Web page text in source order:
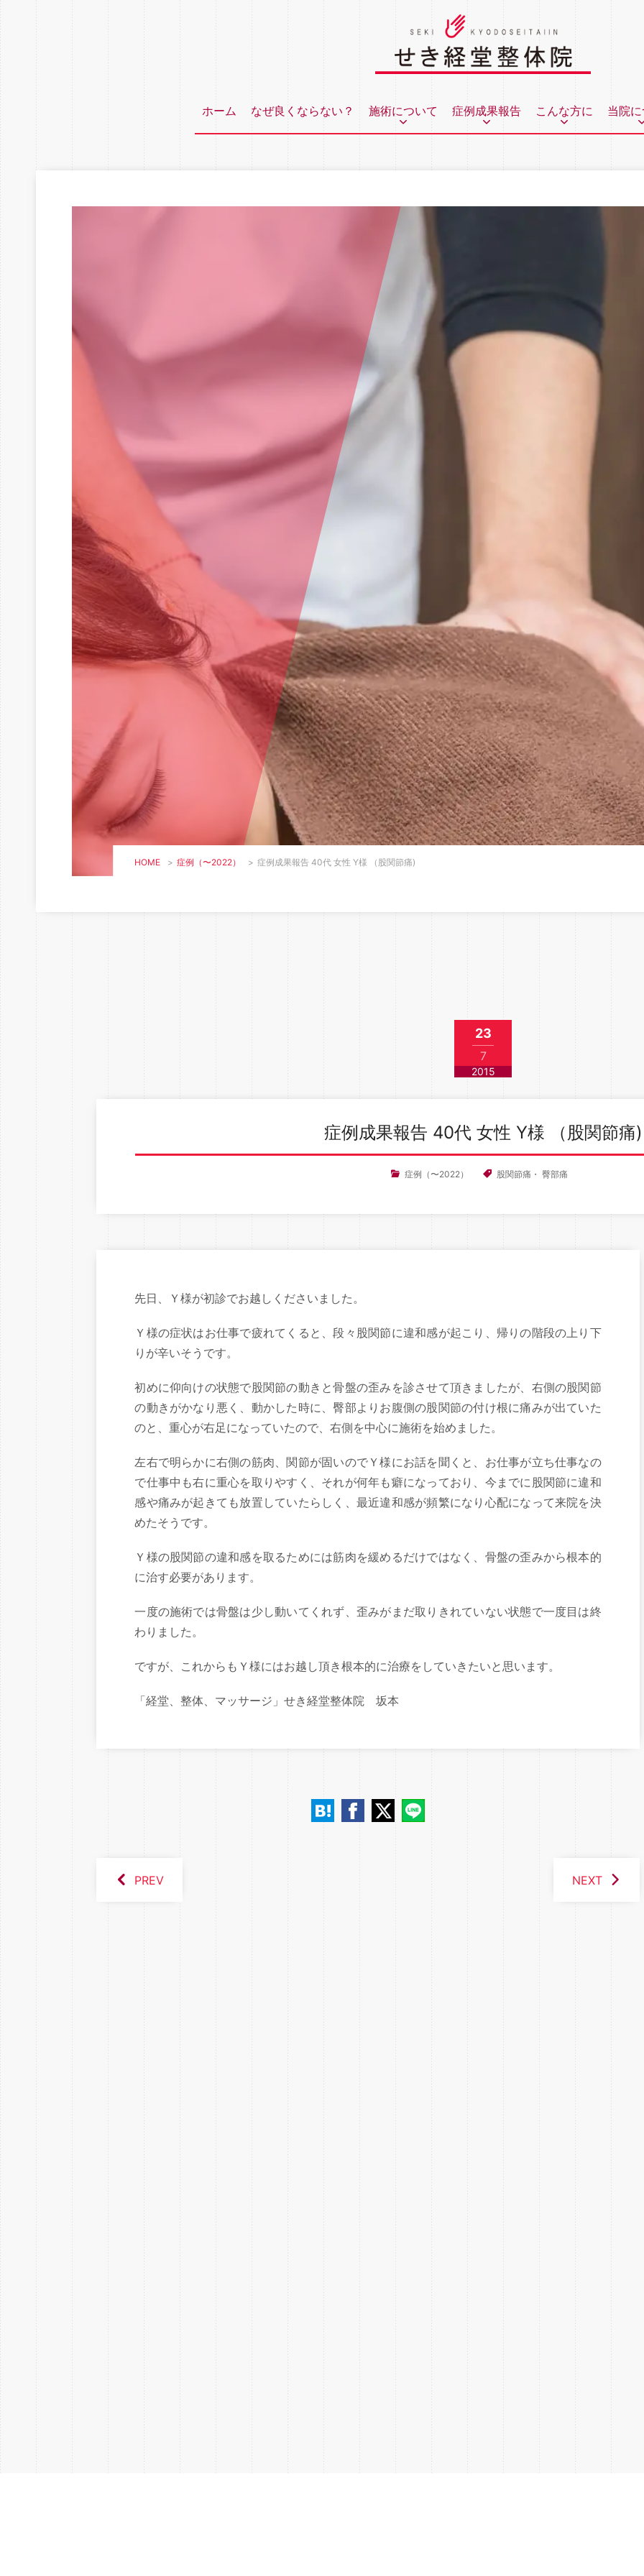
ホーム なぜ良くならない？ 施術について 症例成果報告 こんな方に 当院
HOME > 症例（〜2022） > 症例成果報告 40代 女性 Y様 （股関節痛)
23
7
2015
症例成果報告 40代 女性 Y様 （股関節痛)
症例（〜2022） 股関節痛 ・ 臀部痛
先日、Ｙ様が初診でお越しくださいました。
Ｙ様の症状はお仕事で疲れてくると、段々股関節に違和感が起こり、帰りの階段の上り下
りが辛いそうです。
初めに仰向けの状態で股関節の動きと骨盤の歪みを診させて頂きましたが、右側の股関節
の動きがかなり悪く、動かした時に、臀部よりお腹側の股関節の付け根に痛みが出ていた
のと、重心が右足になっていたので、右側を中心に施術を始めました。
左右で明らかに右側の筋肉、関節が固いのでＹ様にお話を聞くと、お仕事が立ち仕事なの
で仕事中も右に重心を取りやすく、それが何年も癖になっており、今までに股関節に違和
感や痛みが起きても放置していたらしく、最近違和感が頻繁になり心配になって来院を決
めたそうです。
Ｙ様の股関節の違和感を取るためには筋肉を緩めるだけではなく、骨盤の歪みから根本的
に治す必要があります。
一度の施術では骨盤は少し動いてくれず、歪みがまだ取りきれていない状態で一度目は終
わりました。
ですが、これからもＹ様にはお越し頂き根本的に治療をしていきたいと思います。
「経堂、整体、マッサージ」せき経堂整体院 坂本
PREV NEXT